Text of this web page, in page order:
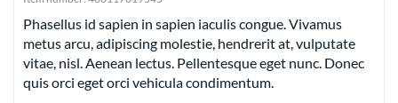
Phasellus id sapien in sapien iaculis congue. Vivamus
metus arcu, adipiscing molestie, hendrerit at, vulputate
vitae, nisl. Aenean lectus. Pellentesque eget nunc. Donec
quis orci eget orci vehicula condimentum.